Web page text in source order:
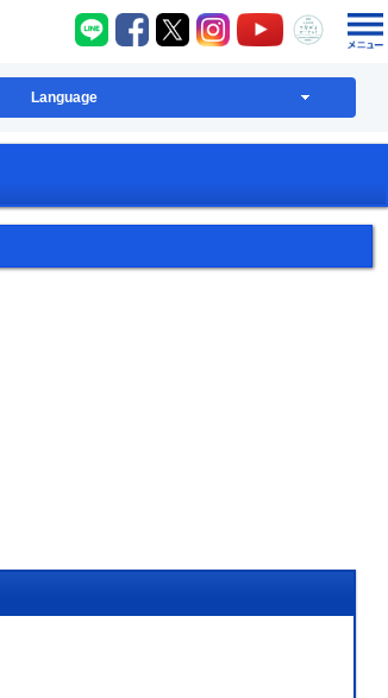
八千代町LINE
八千代町Facebook
八千代町X八千代町Instagram
八千代町八千代
Language